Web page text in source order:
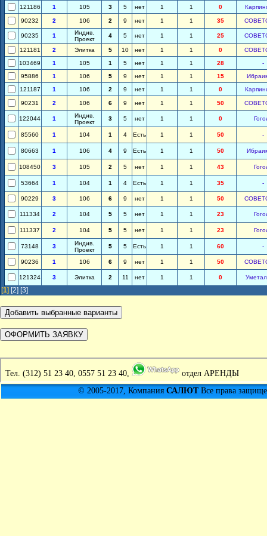
121186 1 105 3 5 нет 1 1 0
90232 2 106 2 9 нет 1 1 35
90235 1
Индив.
Проект
4 5 нет 1 1 25
121181 2 Элитка 5 10 нет 1 1 0
103469
1 105 1 5 нет 1 1 28
-
95886
1 106 5 9 нет 1 1 15
121187
1 106 2 9 нет 1 1 0
90231 2 106 6 9 нет 1 1 50
122044 1
Индив.
Проект
3 5 нет 1 1 0
85560 1 104 1 4 Есть 1 1 50 -
80663 1 106 4 9 Есть 1 1 50
108450 3 105 2 5 нет 1 1 43
53664 1 104 1 4 Есть 1 1 35 -
90229 3 106 6 9 нет 1 1 50
111334 2 104 5 5 нет 1 1 23
111337 2 104 5 5 нет 1 1 23
73148 3
Индив.
Проект
5 5 Есть 1 1 60 -
90236 1 106 6 9 нет 1 1 50
121324 3 Элитка 2 11 нет 1 1 0
[1] [2] [3]
Тел. (312) 51 23 40, 0557 51 23 40,
отдел АРЕНДЫ
© 2005-2017, Компания САЛЮТВсе права